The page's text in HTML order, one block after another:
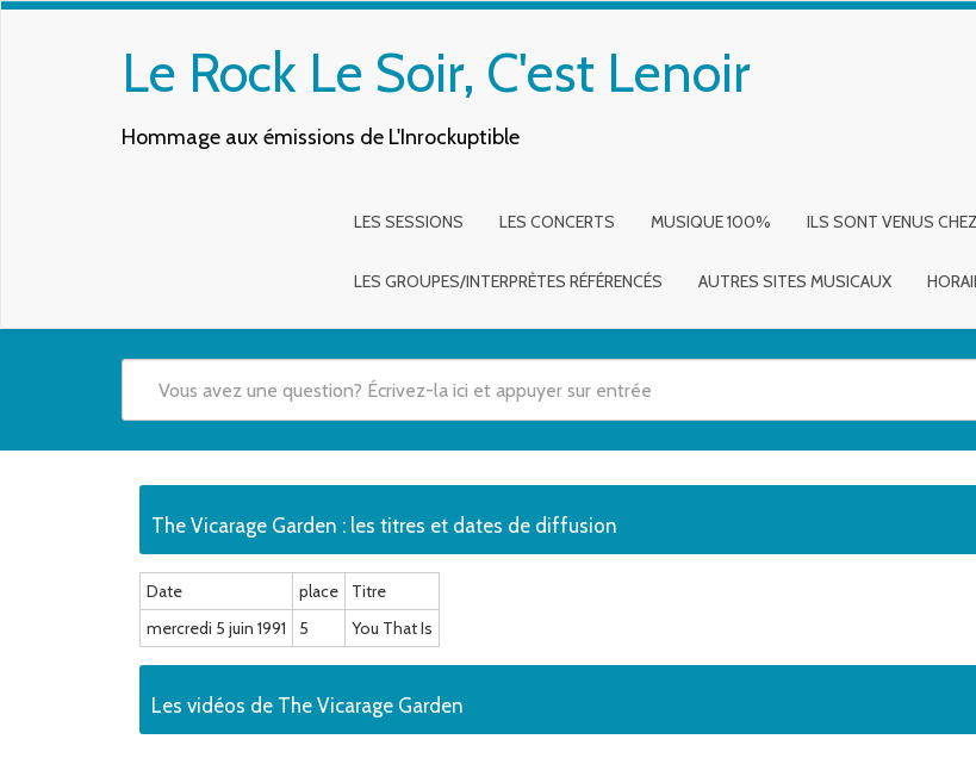
Le Rock Le Soir, C'est Lenoir
Hommage aux émissions de L'Inrockuptible
LES SESSIONS LES CONCERTS MUSIQUE 100% ILS SONT VENUS
LES GROUPES/INTERPRÈTES RÉFÉRENCÉS AUTRES SITES MUSICAUX
The Vicarage Garden : les titres et dates de diffusion
Date place
Titre
mercredi 5 juin 1991
5 You That Is
Les vidéos de The Vicarage Garden